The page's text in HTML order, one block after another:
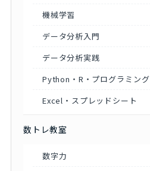
機械学習
データ分析入門
データ分析実践
Python・R・プログラミング
Excel・スプレッドシート
数トレ教室
数字力